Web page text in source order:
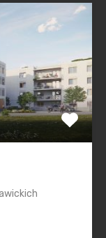
Krakowskie
na zielono